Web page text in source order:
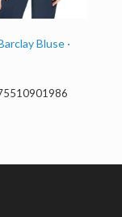
Bluse ·